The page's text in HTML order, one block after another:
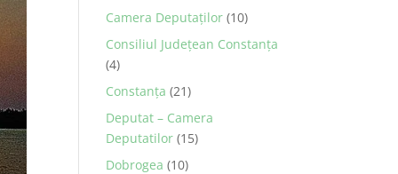
Camera Deputaţilor (10)
Consiliul Județean Constanța
(4)
Constanța (21)
Deputat – Camera
Deputatilor (15)
Dobrogea (10)